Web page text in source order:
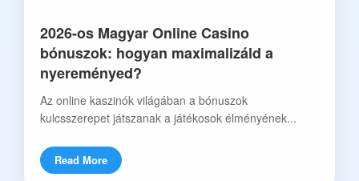
2026-os Magyar Online Casino
bónuszok: hogyan maximalizáld a
nyereményed?
Az online kaszinók világában a bónuszok
kulcsszerepet játszanak a játékosok élményének...
Read More